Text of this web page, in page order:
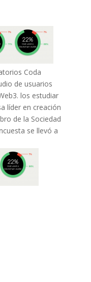
Coda
de usuarios
los estudiar
líder en creación
de la Sociedad
se llevó a